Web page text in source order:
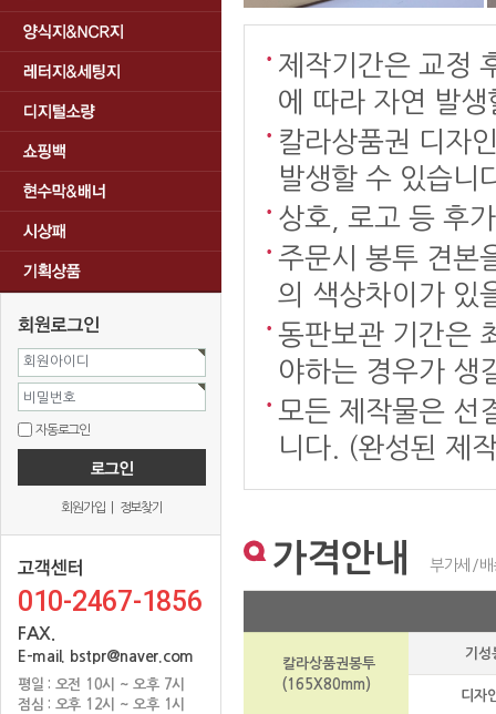
회원아이디
비밀번호
자동로그인
회원가입 정보찾기
010-2467-1856
FAX.
E-mail. bstpr@naver.com
평일 : 오전 10시 ~ 오후 7시
점심 : 오후 12시 ~ 오후 1시
제작기간은 교정
에 따라 자연 발
칼라상품권 디자
발생할 수 있습니
상호, 로고 등 후
주문시 봉투 견본
의 색상차이가 있
동판보관 기간은
야하는 경우가 생
모든 제작물은 선
니다. (완성된 제
가격안내 부가세/배
칼라상품권봉투
(165X80mm)
기
디자